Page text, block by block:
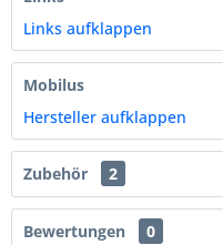
Links aufklappen
Mobilus
Hersteller aufklappen
Zubehör 2
Bewertungen
0